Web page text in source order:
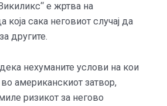
е жртва на
која сака неговиот случај да
другите.
нехуманите услови на кои
американскиот затвор,
ризикот за негово